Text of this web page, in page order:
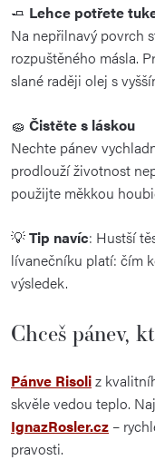
🧈 Lehce potřete
Na nepřilnavý povrch
rozpuštěného másla.
slané raději olej s
🧽 Čistěte s láskou
Nechte pánev
prodlouží životnost
použijte měkkou
💡Tip navíc: Hustší
lívanečníku platí: čím
výsledek.
Chceš pánev,
Pánve Risoliz
skvělevedou teplo.
IgnazRosler.cz –
pravosti.